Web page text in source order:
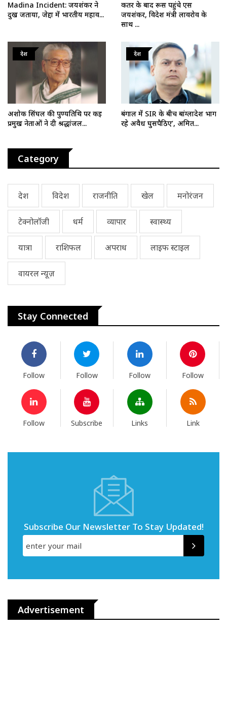
Madina Incident: जयशंकर ने
दुख जताया, जेद्दा में भारतीय महाव...
कतर के बाद रूस पहुंचे एस
जयशंकर, विदेश मंत्री लावरोव के
साथ ...
देश
अशोक सिंघल की पुण्यतिथि पर कई
प्रमुख नेताओं ने दी श्रद्धांजल...
देश
बंगाल में SIR के बीच बांग्लादेश भाग
रहे अवैध घुसपैठिए’, अमित...
Category
देश विदेश राजनीति खेल मनोरंजन
टेक्नोलॉजी धर्म व्यापार स्वास्थ्य
यात्रा राशिफल अपराध लाइफ स्टाइल
वायरल न्यूज़
Stay Connected
Follow Follow Follow Follow
Follow Subscribe Links Link
Subscribe Our Newsletter To Stay Updated!
Advertisement